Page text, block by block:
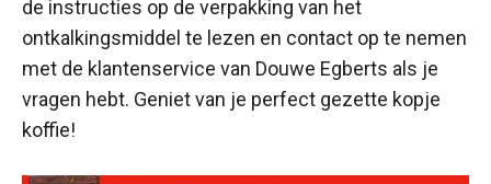
de instructies op de verpakking van het
ontkalkingsmiddel te lezen en contact op te nemen
met de klantenservice van Douwe Egberts als je
vragen hebt. Geniet van je perfect gezette kopje
koffie!